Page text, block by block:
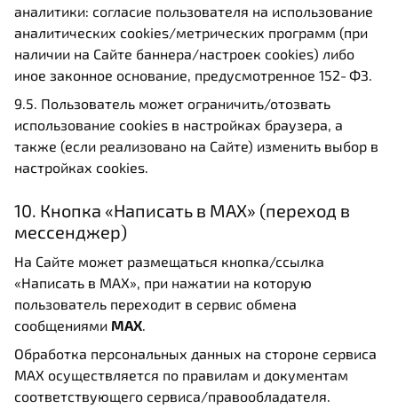
аналитики: согласие пользователя на использование
аналитических cookies/метрических программ (при
наличии на Сайте баннера/настроек cookies) либо
иное законное основание, предусмотренное 152‑ФЗ.
9.5. Пользователь может ограничить/отозвать
использование cookies в настройках браузера, а
также (если реализовано на Сайте) изменить выбор в
настройках cookies.
10. Кнопка «Написать в MAX» (переход в
мессенджер)
На Сайте может размещаться кнопка/ссылка
«Написать в MAX», при нажатии на которую
пользователь переходит в сервис обмена
сообщениями MAX.
Обработка персональных данных на стороне сервиса
MAX осуществляется по правилам и документам
соответствующего сервиса/правообладателя.